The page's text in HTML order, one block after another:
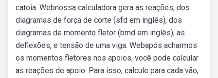
catoia. Webnossa calculadora gera as reações, dos
diagramas de força de corte (sfd em inglês), dos
diagramas de momento fletor (bmd em inglês), as
deflexões, e tensão de uma viga. Webapós acharmos
os momentos fletores nos apoios, você pode calcular
as reações de apoio. Para isso, calcule para cada vão,